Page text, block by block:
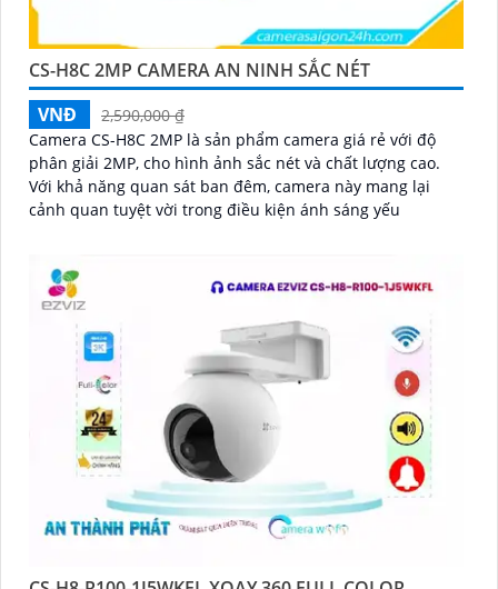
CS-H8C 2MP CAMERA AN NINH SẮC NÉT
VNĐ
2,590,000 ₫
Camera CS-H8C 2MP là sản phẩm camera giá rẻ với độ
phân giải 2MP, cho hình ảnh sắc nét và chất lượng cao.
Với khả năng quan sát ban đêm, camera này mang lại
cảnh quan tuyệt vời trong điều kiện ánh sáng yếu